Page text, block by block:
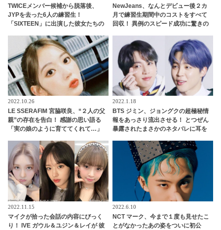
TWICEメンバー候補から脱落後、
JYPを去った6人の練習生！
「SIXTEEN」に出演した彼女たちの
NewJeans、なんとデビュー後２カ
月で練習生期間中のコストをすべて
回収！ 異例のスピード成功に驚きの
バーたちのお金の使い道は・・？
2022.10.26
LE SSERAFIM 宮脇咲良、“２人の父
親”の存在を告白！ 感謝の思い語る
「実の娘のように育ててくれて…」
ティブな話題にも臆せず堂々とした
姿を見せる彼女に称賛の声
2022.1.18
BTS ジミン、ジョングクの超極秘情
報をあっさり流出させる！ とつぜん
暴露されたまさかのネタバレに耳を
ていいの…？ 予想だにしなかった展
開が面白すぎる
2022.11.15
マイクが拾った会話の内容にびっく
り！ IVE ガウル＆ユジン＆レイが 彼
2022.6.10
NCT マーク、今まで１度も見せたこ
とがなかったあの姿をついに初公